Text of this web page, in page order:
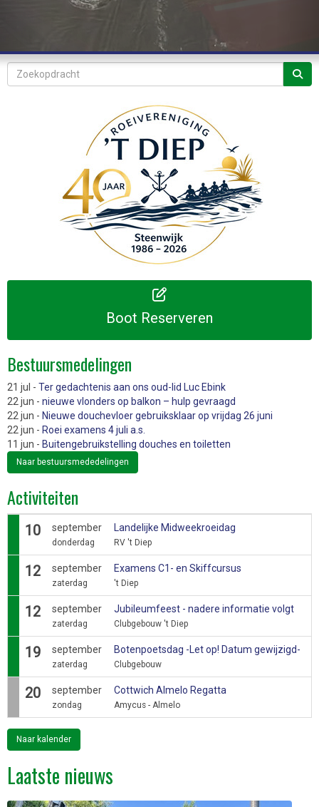
Boot Reserveren
Bestuursmedelingen
21 jul - Ter gedachtenis aan ons oud-lid Luc Ebink
22 jun - nieuwe vlonders op balkon – hulp gevraagd
22 jun - Nieuwe douchevloer gebruiksklaar op vrijdag 26 juni
22 jun - Roei examens 4 juli a.s.
11 jun - Buitengebruikstelling douches en toiletten
Naar bestuursmededelingen
Activiteiten
10 september
donderdag
Landelijke Midweekroeidag
RV 't Diep
12 september
zaterdag
Examens C1- en Skiffcursus
't Diep
12 september
zaterdag
Jubileumfeest - nadere informatie volgt
Clubgebouw 't Diep
19 september
zaterdag
Botenpoetsdag -Let op! Datum gewijzigd-
Clubgebouw
20 september
zondag
Cottwich Almelo Regatta
Amycus - Almelo
Naar kalender
Laatste nieuws